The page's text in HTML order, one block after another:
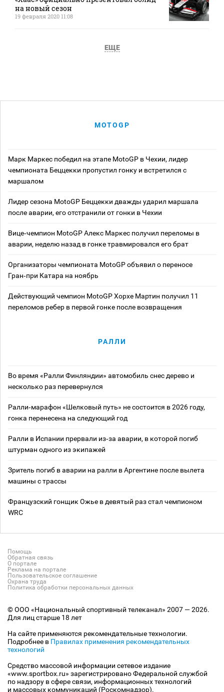
на новый сезон
19 февраля 2020 11:08
ЕЩЕ
MOTOGP
Марк Маркес победил на этапе MotoGP в Чехии, лидер
чемпионата Беццекки пропустил гонку и встретился с
маршалом
Лидер сезона MotoGP Беццекки дважды ударил маршала
после аварии, его отстранили от гонки в Чехии
Вице‑чемпион MotoGP Алекс Маркес получил переломы в
аварии, неделю назад в гонке травмировался его брат
Организаторы чемпионата MotoGP объявил о переносе
Гран‑при Катара на ноябрь
Действующий чемпион MotoGP Хорхе Мартин получил 11
переломов ребер в первой гонке после возвращения
РАЛЛИ
Во время «Ралли Финляндии» автомобиль снес дерево и
несколько раз перевернулся
Ралли‑марафон «Шелковый путь» не состоится в 2026 году,
гонка перенесена на следующий год
Ралли в Испании прервали из‑за аварии, в которой погиб
штурман одного из экипажей
Зритель погиб в аварии на ралли в Аргентине после вылета
машины с трассы
Французский гонщик Ожье в девятый раз стал чемпионом
WRC
Помощь
Обратная связь
О портале
Реклама на портале
Пользовательское соглашение
Охрана труда
Политика обработки персональных данных
© ООО «Национальный спортивный телеканал» 2007 — 2026.
Для лиц старше 18 лет
На сайте применяются рекомендательные технологии.
Подробнее в Правилах применения рекомендательных
технологий
Средство массовой информации сетевое издание
«www.sportbox.ru» зарегистрировано Федеральной службой
по надзору в сфере связи, информационных технологий
и массовых коммуникаций (Роскомнадзор).